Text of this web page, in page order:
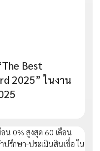
Best
2025” ในงาน